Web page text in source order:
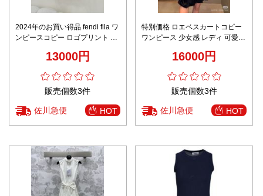
2024年のお買い得品 fendi fila ワ
ンピースコピー ロゴプリント ス
13000円
販売個数3件
佐川急便 HOT
特別価格 ロエベスカートコピー
ワンピース 少女感 レディ 可愛い
16000円
販売個数3件
佐川急便 HOT